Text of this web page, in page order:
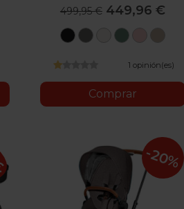
499,95 € 449,96 €
SepiaMirage
OffLeaf
1 opinión(es)
Comprar
-20%